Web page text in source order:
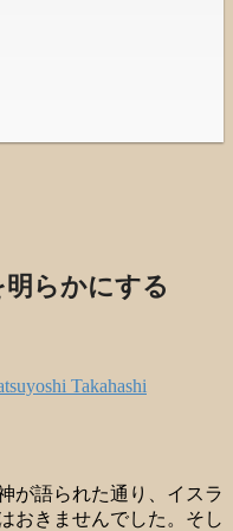
らかにする
Takahashi
が語られた通り、イスラ
おきませんでした。そし